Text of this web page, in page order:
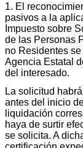
1. El
pasivos a la
Impuesto sobre
de las Personas
no Residentes
Agencia Estatal
del interesado.
La solicitud
antes del inicio
liquidación
haya de surtir
se solicita. A